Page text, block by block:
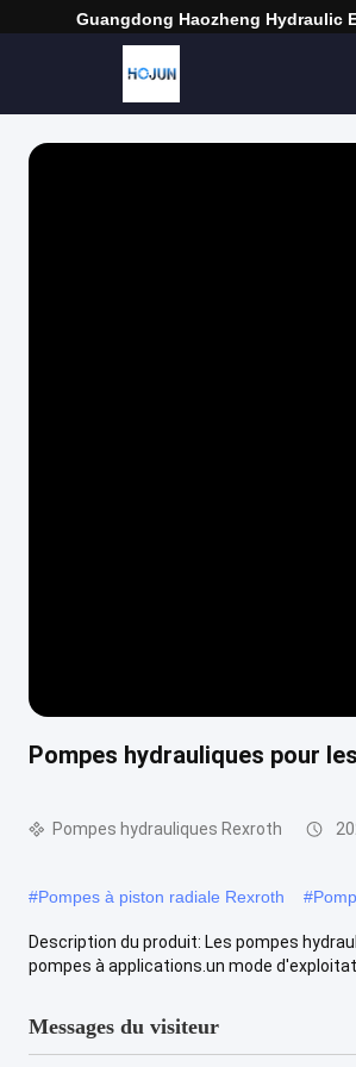
Guangdong Haozheng Hydraulic
Pompes hydrauliques pour
Pompes hydrauliques Rexroth
#Pompes à piston radiale Rexroth #
Description du produit: Les pompes
pompes à applications.un mode
Messages du visiteur